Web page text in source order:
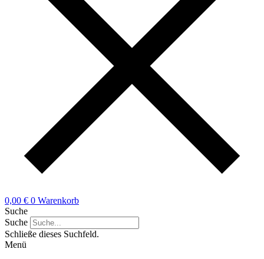
0,00 € 0 Warenkorb
Suche
Suche
Schließe dieses Suchfeld.
Menü